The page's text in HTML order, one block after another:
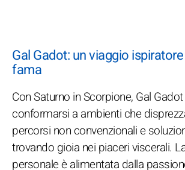
Gal Gadot: un viaggio
fama
Con Saturno in Scorpione, Gal
conformarsi a ambienti che
percorsi non convenzionali e
trovando gioia nei piaceri viscerali.
personale è alimentata dalla